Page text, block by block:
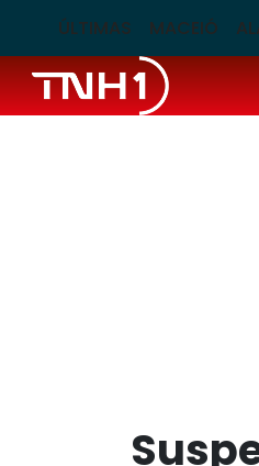
ÚLTIMAS MACEIÓ